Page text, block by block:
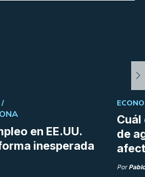
en EE.UU.
inesperada
/
de
Por